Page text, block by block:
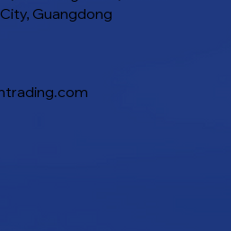
Guangdong